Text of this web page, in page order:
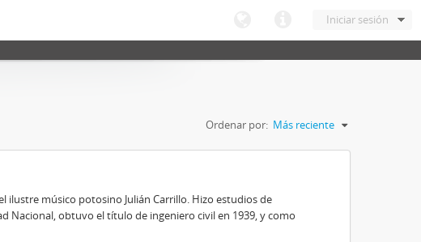
Iniciar sesión
Ordenar por: Más reciente
ilustre músico potosino Julián Carrillo. Hizo estudios de
Nacional, obtuvo el título de ingeniero civil en 1939, y como